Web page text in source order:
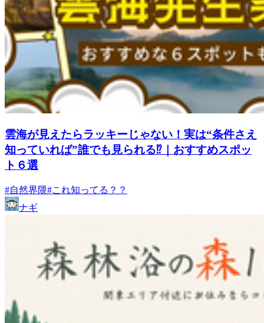
雲海が見えたらラッキーじゃない！実は“条件さえ
知っていれば”誰でも見られる⁉｜おすすめスポッ
ト６選
#自然界隈#これ知ってる？？
ナギ